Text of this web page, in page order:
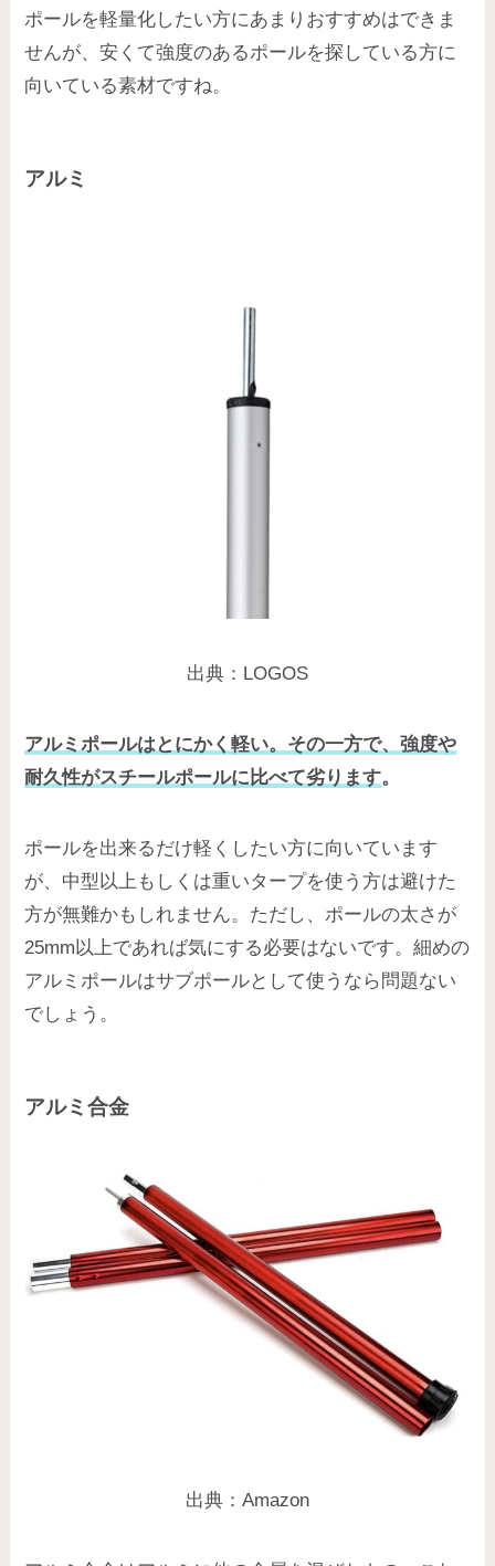
ポールを軽量化したい方にあまりおすすめはできま
せんが、安くて強度のあるポールを探している方に
向いている素材ですね。
アルミ
出典：LOGOS
アルミポールはとにかく軽い。その一方で、強度や
耐久性がスチールポールに比べて劣ります。
ポールを出来るだけ軽くしたい方に向いています
が、中型以上もしくは重いタープを使う方は避けた
方が無難かもしれません。ただし、ポールの太さが
25mm以上であれば気にする必要はないです。細めの
アルミポールはサブポールとして使うなら問題ない
でしょう。
アルミ合金
出典：Amazon